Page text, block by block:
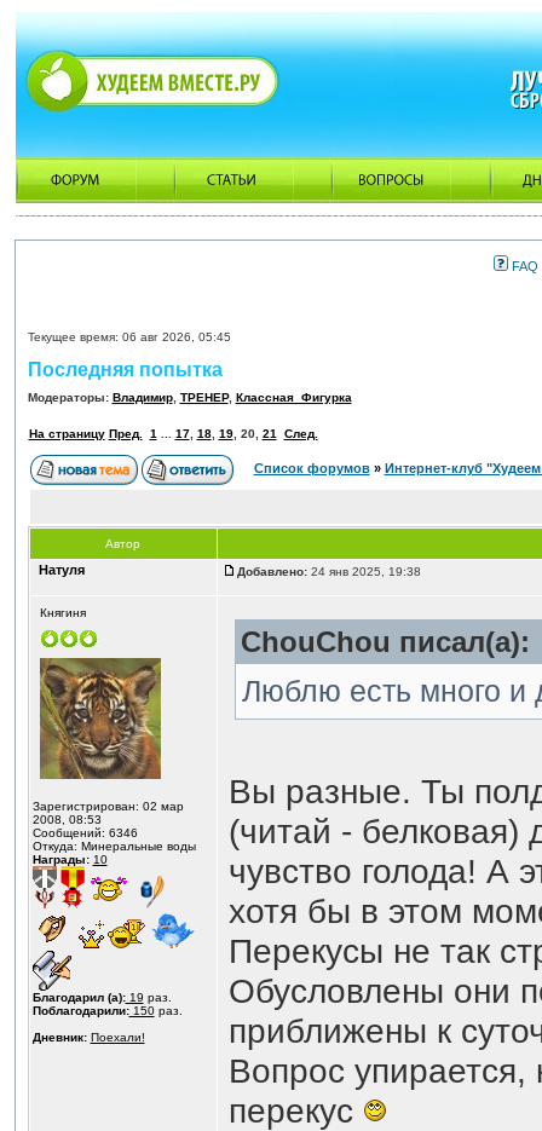
FAQ
Текущее время: 06 авг 2026, 05:45
Последняя попытка
Модераторы: Владимир, ТРЕНЕР, Классная_Фигурка
На страницу Пред. 1 17, 18, 19, 20, 21 След.
Список форумов» Интернет-клуб
Автор
Натуля Добавлено:24 янв 2025, 19:38
Княгиня
Зарегистрирован: 02 мар
2008, 08:53
Сообщений: 6346
Откуда: Минеральные воды
Награды: 10
Благодарил (а):19 раз.
Поблагодарили:150раз.
Дневник: Поехали!
ChouChou писал(а):
Люблю есть много и
Вы разные. Ты
(читай -
чувство голода! А
хотя бы в этом
Перекусы не так
Обусловлены они
приближены к
Вопрос упирается,
перекус